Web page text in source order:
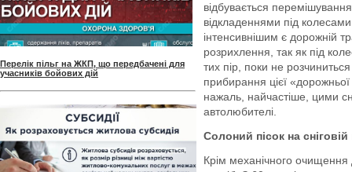
Перелік пільг на ЖКП, що передбачені для
учасників бойових дій
відбувається
відкладеннями під
інтенсивнішим є дорожній
розрихлення, так як під
тих пір, поки не
прибирання цієї
нажаль, найчастіше, цими
автолюбителі.
Солоний пісок на сніговій
Крім механічного очищення